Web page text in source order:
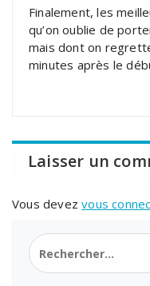
Finalement, les
qu’on oublie de
mais dont on
minutes après le
Laisser un
Vous devezvous
Rechercher :